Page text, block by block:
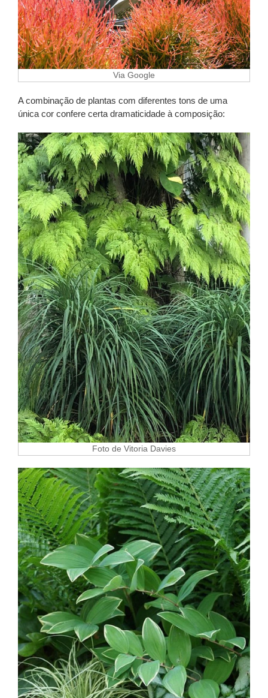
Via Google
A combinação de plantas com diferentes tons de uma
única cor confere certa dramaticidade à composição:
Foto de Vitoria Davies